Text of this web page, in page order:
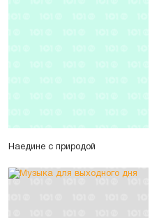
Наедине с природой